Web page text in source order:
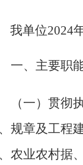
我单位2024
一、 主要职
（一）贯彻
规章及工程
农业农村据